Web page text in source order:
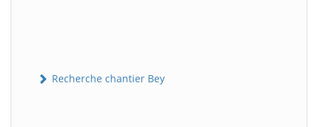
Recherche chantier Bey